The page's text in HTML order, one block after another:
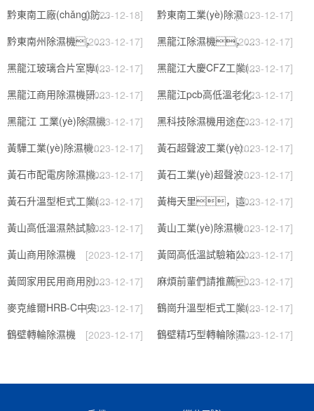
黔東南工廠(chǎng)防潮除濕機，工業(yè)除濕機
[2023-12-18] 黔東南工業(yè)除濕機公司
[2023-12-17]
黔東南州除濕機，濕菱工業(yè)地下室抽濕機 庫房配電房除濕器
[2023-12-17] 黑龍江除濕機，工業(yè)除濕機
[2023-12-17]
黑龍江玻璃合片室專(zhuān)用組合型轉輪除濕機
[2023-12-17] 黑龍江大慶CFZ工業(yè)除濕機濕菱除濕機品牌
[2023-12-17]
黑龍江商用除濕機研發(fā)(回饋老顧客,2022已更新)
[2023-12-17] 黑龍江pcb高低溫老化試驗箱
[2023-12-17]
黑龍江 工業(yè)除濕機[2023-12-17] 黑科技除濕機用途在哪里，如何選購到合適的工業(yè)除濕機
[2023-12-17]
黃驊工業(yè)除濕機】倉庫抽濕機】車(chē)間除濕器】
[2023-12-17] 黃石超聲波工業(yè)加濕機，SL系列除濕機
[2023-12-17]
黃石市配電房除濕機，工業(yè)抽濕機 恒溫恒濕非標機器
[2023-12-17] 黃石工業(yè)超聲波加濕器，除濕機品牌
[2023-12-17]
黃石升溫型柜式工業(yè)除濕機
[2023-12-17] 黃梅天里，這些除濕防潮妙招學(xué)起來(lái)
[2023-12-17]
黃山高低溫濕熱試驗箱 返回列表頁(yè)
[2023-12-17] 黃山工業(yè)除濕機維修，除濕機不能除濕怎么維修
[2023-12-17]
黃山商用除濕機
[2023-12-17] 黃岡高低溫試驗箱公司.近日優(yōu)評(2022已更新)(今日／對比)
[2023-12-17]
黃岡家用民用商用別墅除濕機
[2023-12-17] 麻煩前輩們請推薦！南寧商用鋰電轉輪除濕機有哪些品牌，鋰電轉輪除濕機如何選？？
[2023-12-17]
麥克維爾HRB-C中央除濕新風(fēng)機測評：除濕+凈化，一臺就夠了
[2023-12-17] 鶴崗升溫型柜式工業(yè)除濕機
[2023-12-17]
鶴壁轉輪除濕機
[2023-12-17] 鶴壁精巧型轉輪除濕機性?xún)r(jià)比高!解密(2022更新成功)(今日／點(diǎn)贊)
[2023-12-17]